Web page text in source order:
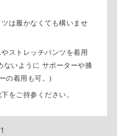
は履かなくても構いませ
ストレッチパンツを着用
ないように サポーターや膝
の着用も可。)
をご持参ください。
1